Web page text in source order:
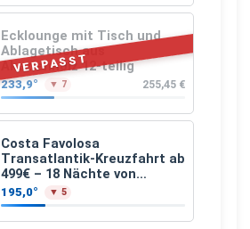
VERPASST
Ecklounge mit Tisch und
Ablagetisch aus
Akazienholz 12-teilig
233,9° ▼ 7 255,45 €
Costa Favolosa
Transatlantik-Kreuzfahrt ab
499€ – 18 Nächte von
Hamburg nach Guadeloupe
195,0° ▼ 5